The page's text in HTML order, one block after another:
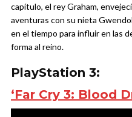
capítulo, el rey Graham,
aventuras con su nieta
en el tiempo para influir en las
forma al reino.
PlayStation 3:
‘Far Cry 3: Blood